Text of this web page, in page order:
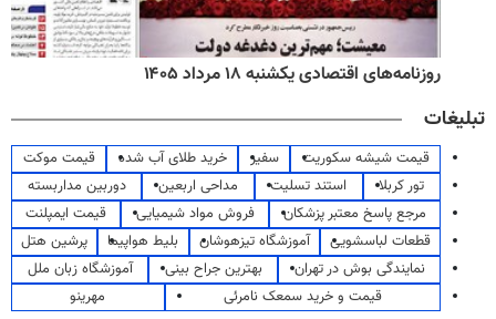
روزنامه‌های اقتصادی یکشنبه ۱۸ مرداد ۱۴۰۵
تبلیغات
قیمت شیشه سکوریت سفیر خرید طلای آب شده
قیمت موکت
تور کربلا
استند تسلیت مداحی اربعین
دوربین مداربسته
مرجع پاسخ معتبر پزشکان
فروش مواد شیمیایی
قیمت ایمپلنت
قطعات لباسشویی
آموزشگاه تیزهوشان بلیط هواپیما
پرشین هتل
نمایندگی بوش در تهران
بهترین جراح بینی
آموزشگاه زبان ملل
قیمت و خرید سمعک نامرئی
مهرینو